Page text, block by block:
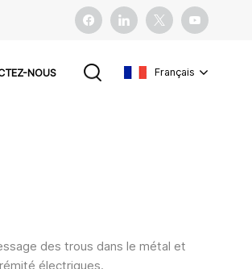
NOUS Français
Pусский
des trous dans le métal et
électriques.